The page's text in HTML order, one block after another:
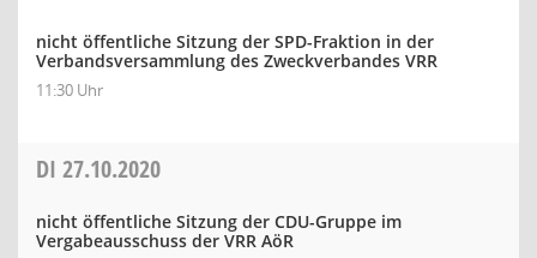
nicht öffentliche Sitzung der SPD-Fraktion in der
Verbandsversammlung des Zweckverbandes VRR
11:30 Uhr
DI 27.10.2020
nicht öffentliche Sitzung der CDU-Gruppe im
Vergabeausschuss der VRR AöR